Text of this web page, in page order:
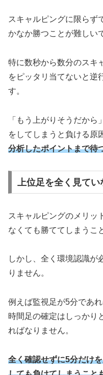
スキャルピングに限らず
かなか勝つことが難しい
特に数秒から数分のスキ
をピッタリ当てないと逆
す。
「もう上がりそうだか
をしてしまうと負ける原
分析したポイントまで待
上位足を全く見てい
スキャルピングのメリッ
なくても勝ててしまうこ
しかし、全く環境認識が
りません。
例えば監視足が5分であ
時間足の確定はしっかり
ればなりません。
全く確認せずに5分だけ